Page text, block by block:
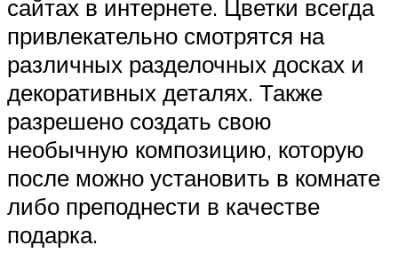
сайтах в интернете. Цветки всегда
привлекательно смотрятся на
различных разделочных досках и
декоративных деталях. Также
разрешено создать свою
необычную композицию, которую
после можно установить в комнате
либо преподнести в качестве
подарка.